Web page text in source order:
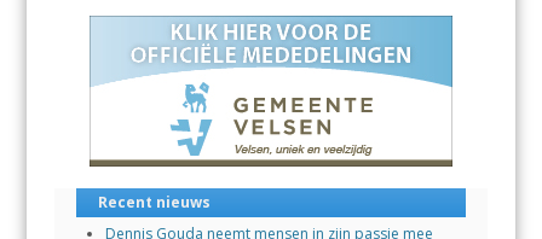
o A
p
p
dI
n
Recent nieuws
Dennis Gouda neemt mensen in zijn passie mee